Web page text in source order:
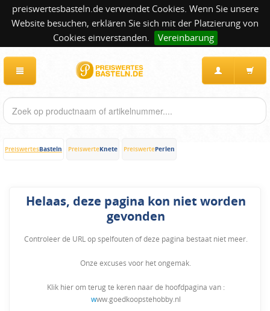
preiswertesbasteln.de verwendet Cookies. Wenn Sie unsere
Website besuchen, erklären Sie sich mit der Platzierung von
Cookies einverstanden.
Vereinbarung
PreiswertesBasteln PreiswerteKnete PreiswertePerlen
Helaas, deze pagina kon niet worden
gevonden
Controleer de URL op spelfouten of deze pagina bestaat niet meer.
Onze excuses voor het ongemak.
Klik hier om terug te keren naar de hoofdpagina van :
www.goedkoopstehobby.nl